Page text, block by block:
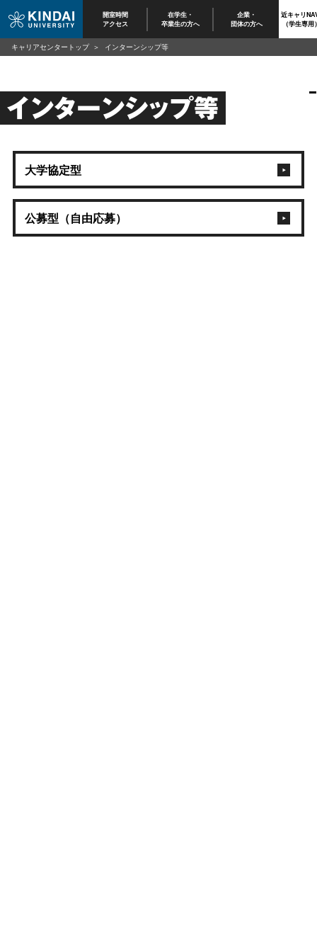
開室時間
アクセス
在学生・
卒業生の方へ
企業・
団体の方へ
近キャリ
（学生専用
インターンシップ等
大学協定型
公募型（自由応募）
キャリアセンタートップ インターンシップ等